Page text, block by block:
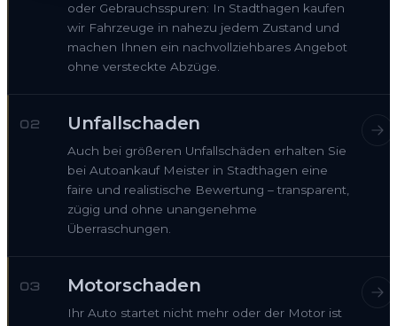
oder Gebrauchsspuren: In Stadthagen kaufen
wir Fahrzeuge in nahezu jedem Zustand und
machen Ihnen ein nachvollziehbares Angebot
ohne versteckte Abzüge.
02 Unfallschaden
Auch bei größeren Unfallschäden erhalten Sie
bei Autoankauf Meister in Stadthagen eine
faire und realistische Bewertung – transparent,
zügig und ohne unangenehme
Überraschungen.
03 Motorschaden
Ihr Auto startet nicht mehr oder der Motor ist